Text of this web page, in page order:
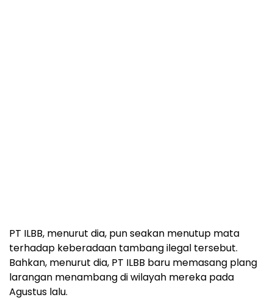
PT ILBB, menurut dia, pun seakan menutup mata
terhadap keberadaan tambang ilegal tersebut.
Bahkan, menurut dia, PT ILBB baru memasang plang
larangan menambang di wilayah mereka pada
Agustus lalu.